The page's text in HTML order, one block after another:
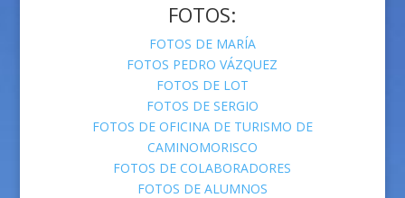
FOTOS:
FOTOS DE MARÍA
FOTOS PEDRO VÁZQUEZ
FOTOS DE LOT
FOTOS DE SERGIO
FOTOS DE OFICINA DE TURISMO DE
CAMINOMORISCO
FOTOS DE COLABORADORES
FOTOS DE ALUMNOS